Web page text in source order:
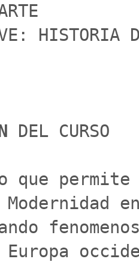
HISTORIA
DEL CURSO
que permite
Europa